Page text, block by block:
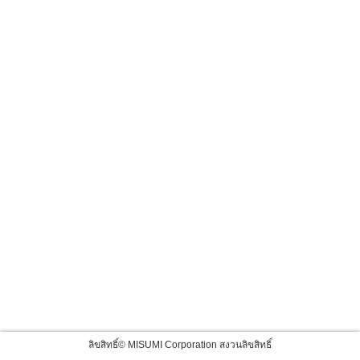
ลิขสิทธิ์© MISUMI Corporation สงวนลิขสิทธิ์